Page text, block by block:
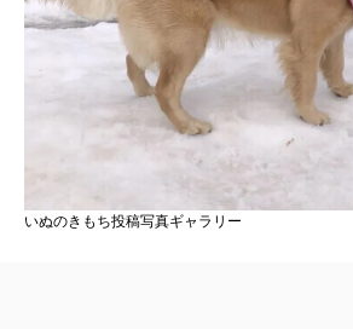
いぬのきもち投稿写真ギャラリー